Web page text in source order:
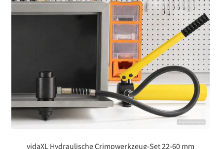
vidaXL Hydraulische Crimpwerkzeug-Set 22-60 mm